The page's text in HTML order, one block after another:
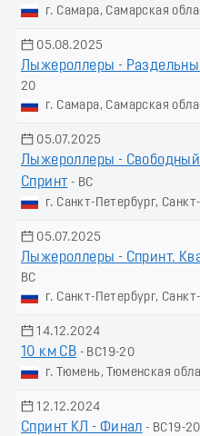
г. Самара, Самарская
05.08.2025
Лыжероллеры -
20
г. Самара, Самарская
05.07.2025
Лыжероллеры - Свободный
Спринт - ВС
г. Санкт-Петербург,
05.07.2025
Лыжероллеры - Спринт.
ВС
г. Санкт-Петербург,
14.12.2024
10 км СВ - ВС19-20
г. Тюмень, Тюменская
12.12.2024
Спринт КЛ - Финал - ВС19-20